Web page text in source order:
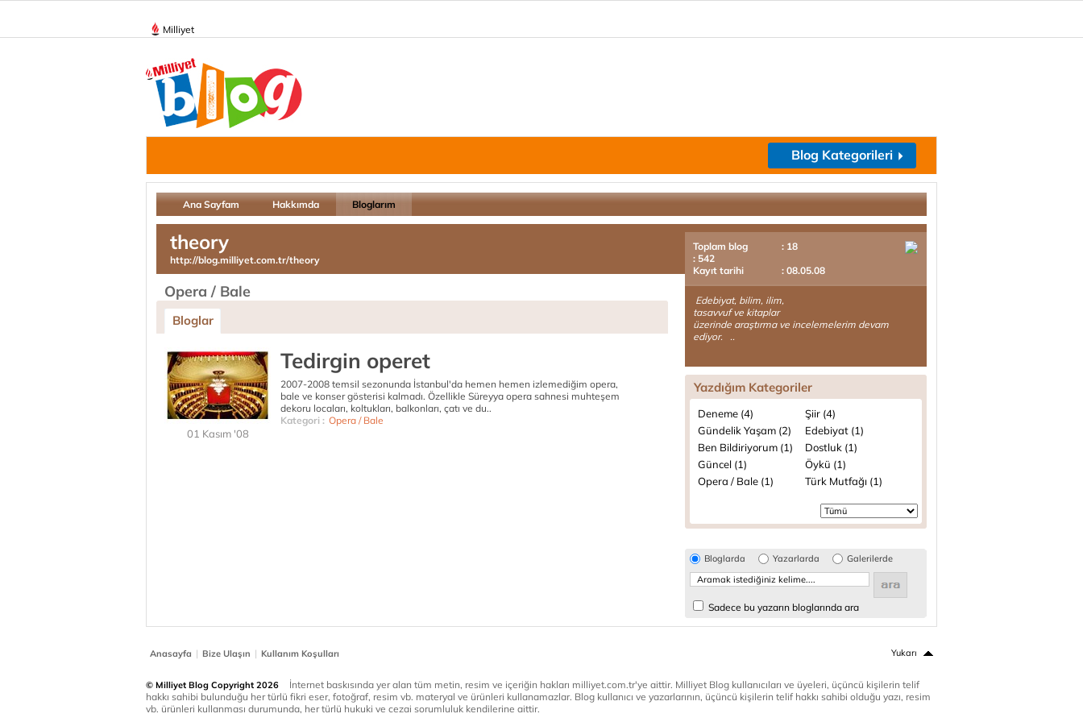
Milliyet
Blog Kategorileri
Ana Sayfam Hakkımda Bloglarım
theory
http://blog.milliyet.com.tr/theory
Opera / Bale
Bloglar
01 Kasım '08
Tedirgin operet
2007-2008 temsil sezonunda İstanbul'da hemen hemen izlemediğim opera,
bale ve konser gösterisi kalmadı. Özellikle Süreyya opera sahnesi muhteşem
dekoru locaları, koltukları, balkonları, çatı ve du..
Kategori : Opera / Bale
Toplam blog
: 18
: 542
Kayıt tarihi
: 08.05.08
Edebiyat, bilim, ilim,
tasavvuf ve kitaplar
üzerinde araştırma ve incelemelerim devam
ediyor. ..
Yazdığım Kategoriler
Deneme (4)
Şiir (4)
Gündelik Yaşam (2)
Edebiyat (1)
Ben Bildiriyorum (1)
Dostluk (1)
Güncel (1)
Öykü (1)
Opera / Bale (1)
Türk Mutfağı (1)
Bloglarda Yazarlarda Galerilerde
Sadece bu yazarın bloglarında ara
Anasayfa | Bize Ulaşın | Kullanım Koşulları Yukarı
© Milliyet Blog Copyright 2026
İnternet baskısında yer alan tüm metin, resim ve içeriğin hakları milliyet.com.tr'ye aittir. Milliyet Blog kullanıcıları ve üyeleri, üçüncü kişilerin telif
hakkı sahibi bulunduğu her türlü fikri eser, fotoğraf, resim vb. materyal ve ürünleri kullanamazlar. Blog kullanıcı ve yazarlarının, üçüncü kişilerin telif hakkı sahibi olduğu yazı, resim
vb. ürünleri kullanması durumunda, her türlü hukuki ve cezai sorumluluk kendilerine aittir.